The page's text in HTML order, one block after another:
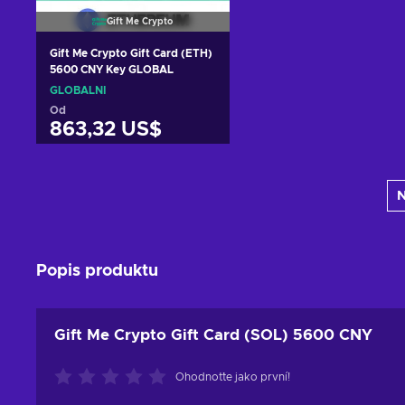
Gift Me Crypto
Gift Me Crypto Gift Card (ETH)
5600 CNY Key GLOBAL
GLOBÁLNÍ
Od
863,32 US$
Popis produktu
Gift Me Crypto Gift Card (SOL) 5600 CNY
Ohodnoťte jako první!